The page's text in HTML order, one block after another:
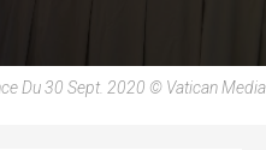
Du 30 Sept. 2020 © Vatican Media